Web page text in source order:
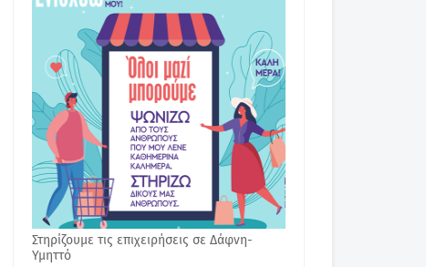
Στηρίζουμε τις επιχειρήσεις σε Δάφνη-
Υμηττό